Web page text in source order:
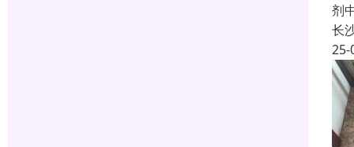
剂
长
25-